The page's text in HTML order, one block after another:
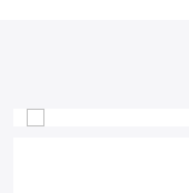
Bebedouros